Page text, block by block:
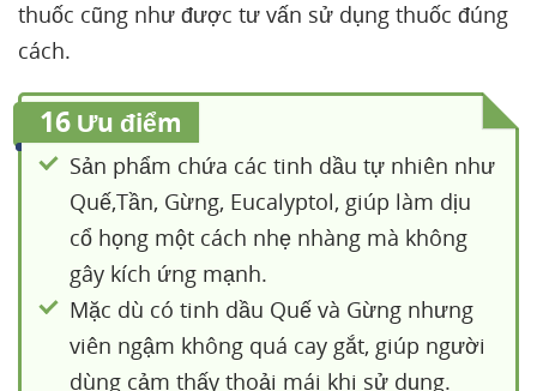
thuốc cũng như được tư vấn sử dụng thuốc đúng
cách.
16 Ưu điểm
Sản phẩm chứa các tinh dầu tự nhiên như
Quế,Tần, Gừng, Eucalyptol, giúp làm dịu
cổ họng một cách nhẹ nhàng mà không
gây kích ứng mạnh.
Mặc dù có tinh dầu Quế và Gừng nhưng
viên ngậm không quá cay gắt, giúp người
dùng cảm thấy thoải mái khi sử dụng.